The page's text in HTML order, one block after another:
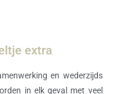
extra
en wederzijds
in elk geval met veel